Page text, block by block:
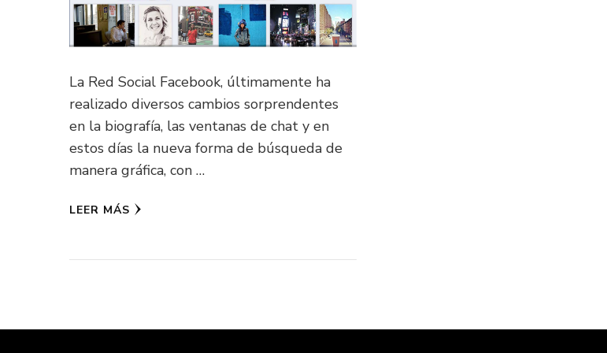
La Red Social Facebook, últimamente ha
realizado diversos cambios sorprendentes
en la biografía, las ventanas de chat y en
estos días la nueva forma de búsqueda de
manera gráfica, con …
LEER MÁS